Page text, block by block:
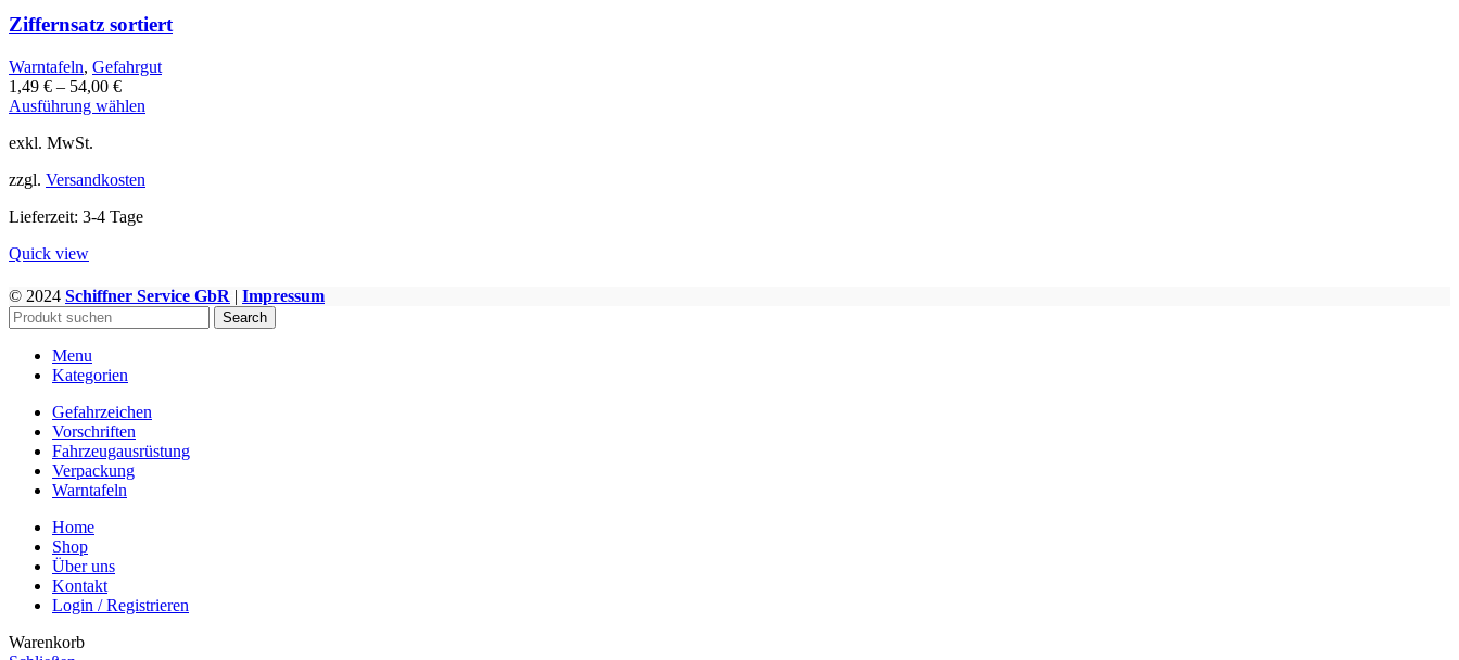
Produktseite
werden
Ziffernsatz sortiert
Warntafeln, Gefahrgut
1,49 € – 54,00 €
Ausführung wählen
Varianten
der
Produktseite
exkl. MwSt.
zzgl. Versandkosten
Lieferzeit: 3-4 Tage
Quick view
WWW.GEFAHRGUTZUBEHOER.DE
© 2024 Schiffner Service GbR | Impressum
Search
Menu
Kategorien
Gefahrzeichen
Vorschriften
Fahrzeugausrüstung
Verpackung
Warntafeln
Home
Shop
Über uns
Kontakt
Login / Registrieren
Warenkorb